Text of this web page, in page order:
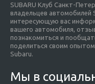
SUBARU Клуб Санкт-
владельцев
интересующую вас
вашего автомобиля,
познакомиться и
поделиться своим
Subaru.
Мы в